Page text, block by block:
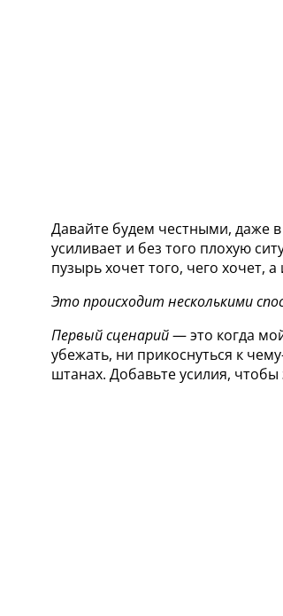
Давайте будем честными, даже
усиливает и без того плохую
пузырь хочет того, чего хочет,
Это происходит несколькими
Первый сценарий— это когда
убежать, ни прикоснуться к
штанах. Добавьте усилия,